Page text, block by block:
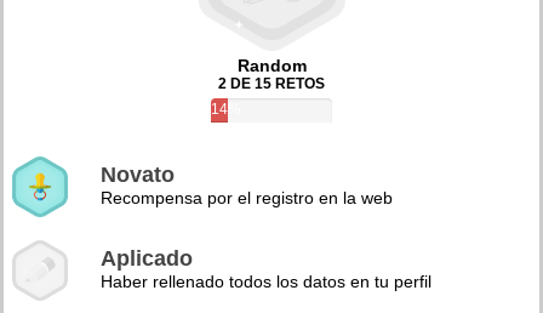
Random
2 DE 15 RETOS
14%
Novato
Recompensa por el registro en la web
Aplicado
Haber rellenado todos los datos en tu perfil